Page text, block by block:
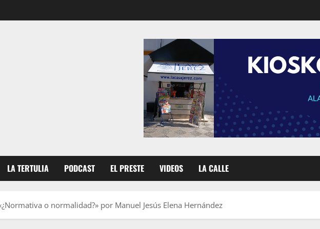
LA TERTULIA PODCAST EL PRESTE VIDEOS LA CALLE
«¿Normativa o normalidad?» por Manuel Jesús Elena Hernández